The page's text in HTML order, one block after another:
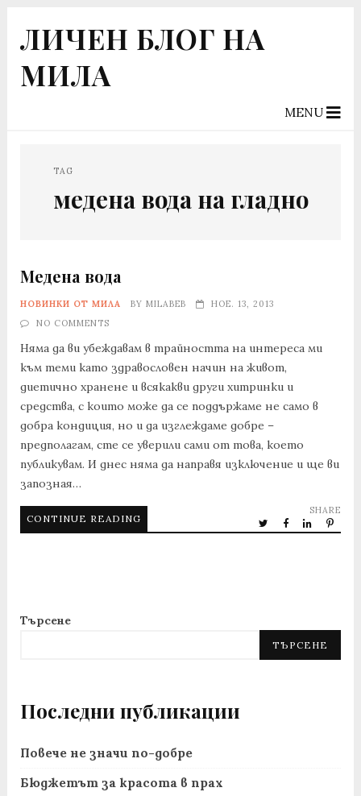
ЛИЧЕН БЛОГ НА
МИЛА
MENU
TAG
медена вода на гладно
Медена вода
НОВИНКИ ОТ МИЛА BY MILABEB
НОЕ. 13, 2013
NO COMMENTS
Няма да ви убеждавам в трайността на интереса ми
към теми като здравословен начин на живот,
диетично хранене и всякакви други хитринки и
средства, с които може да се поддържаме не само в
добра кондиция, но и да изглеждаме добре –
предполагам, сте се уверили сами от това, което
публикувам. И днес няма да направя изключение и ще ви
запозная…
CONTINUE READING
SHARE
Търсене
ТЪРСЕНЕ
Последни публикации
Повече не значи по-добре
Бюджетът за красота в прах